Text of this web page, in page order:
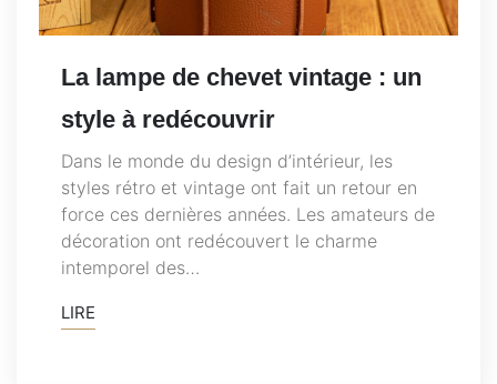
La lampe de chevet vintage : un
style à redécouvrir
Dans le monde du design d’intérieur, les
styles rétro et vintage ont fait un retour en
force ces dernières années. Les amateurs de
décoration ont redécouvert le charme
intemporel des…
LIRE